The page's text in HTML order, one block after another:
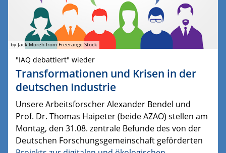
by Jack Moreh from Freerange Stock
"IAQ debattiert" wieder
Transformationen und Krisen in der
deutschen Industrie
Unsere Arbeitsforscher Alexander Bendel und
Prof. Dr. Thomas Haipeter (beide AZAO) stellen am
Montag, den 31.08. zentrale Befunde des von der
Deutschen Forschungsgemeinschaft geförderten